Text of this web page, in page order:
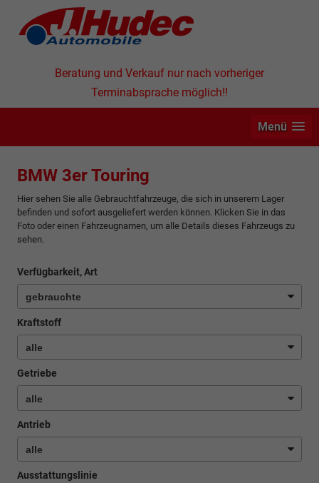
Beratung und Verkauf nur nach vorheriger
Terminabsprache möglich!!
Menü
BMW 3er Touring
Hier sehen Sie alle Gebrauchtfahrzeuge, die sich in unserem Lager
befinden und sofort ausgeliefert werden können. Klicken Sie in das
Foto oder einen Fahrzeugnamen, um alle Details dieses Fahrzeugs zu
sehen.
Verfügbarkeit, Art
Kraftstoff
Getriebe
Antrieb
Ausstattungslinie